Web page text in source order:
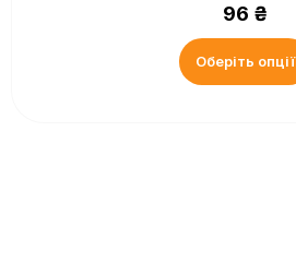
96 ₴
Оберіть опції